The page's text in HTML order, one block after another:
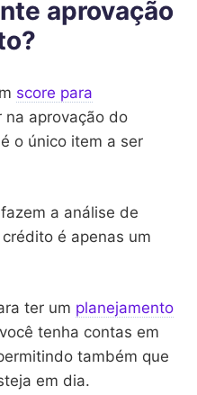
aprovação
score para
na aprovação do
o único item a ser
a análise de
é apenas um
ter um planejamento
tenha contas em
também que
em dia.